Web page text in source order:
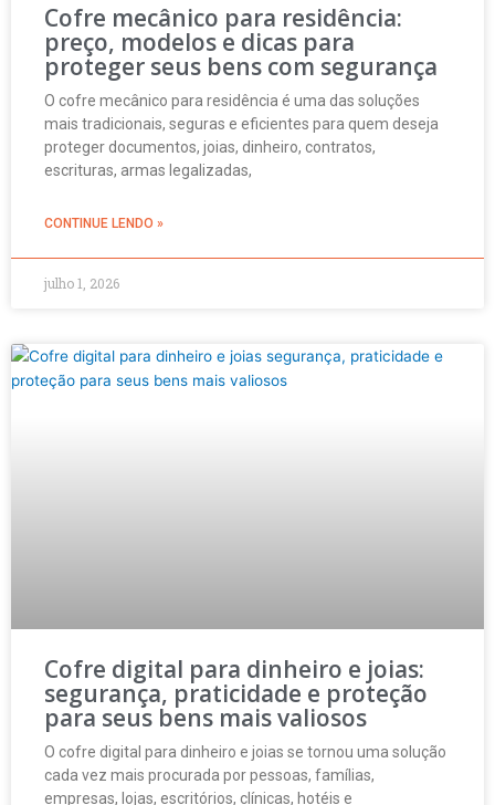
Cofre mecânico para residência:
preço, modelos e dicas para
proteger seus bens com segurança
O cofre mecânico para residência é uma das soluções
mais tradicionais, seguras e eficientes para quem deseja
proteger documentos, joias, dinheiro, contratos,
escrituras, armas legalizadas,
CONTINUE LENDO »
julho 1, 2026
Cofre digital para dinheiro e joias:
segurança, praticidade e proteção
para seus bens mais valiosos
O cofre digital para dinheiro e joias se tornou uma solução
cada vez mais procurada por pessoas, famílias,
empresas, lojas, escritórios, clínicas, hotéis e